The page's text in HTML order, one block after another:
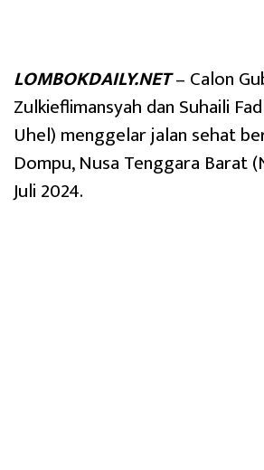
LOMBOKDAILY.NET– Calon
Zulkieflimansyah dan Suhaili
Uhel) menggelar jalan sehat
Dompu, Nusa Tenggara Barat
Juli 2024.